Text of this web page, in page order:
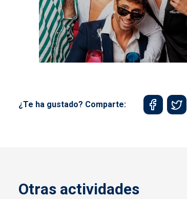
¿Te ha gustado? Comparte:
Otras actividades